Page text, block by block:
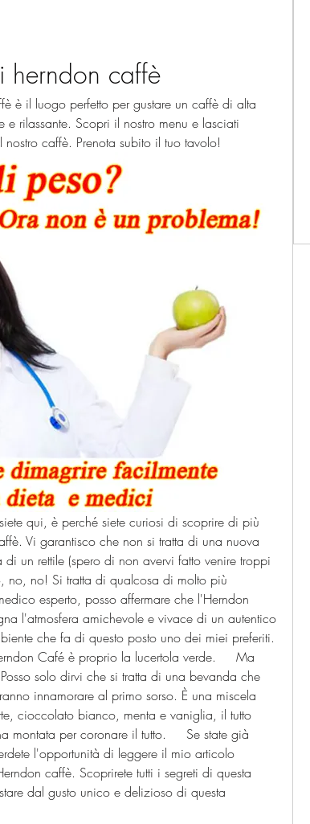
herndon caffè
è il luogo perfetto per gustare un caffè di alta
rilassante. Scopri il nostro menu e lasciati
caffè. Prenota subito il tuo tavolo!
qui, è perché siete curiosi di scoprire di più
Vi garantisco che non si tratta di una nuova
un rettile (spero di non avervi fatto venire troppi
no, no! Si tratta di qualcosa di molto più
esperto, posso affermare che l'Herndon
l'atmosfera amichevole e vivace di un autentico
che fa di questo posto uno dei miei preferiti.
Café è proprio la lucertola verde.     Ma
solo dirvi che si tratta di una bevanda che
innamorare al primo sorso. È una miscela
cioccolato bianco, menta e vaniglia, il tutto
montata per coronare il tutto.     Se state già
l'opportunità di leggere il mio articolo
caffè. Scoprirete tutti i segreti di questa
dal gusto unico e delizioso di questa